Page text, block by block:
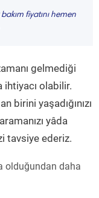
fiyatını hemen
gelmediği
ihtiyacı olabilir.
birini yaşadığınızı
yâda
tavsiye ederiz.
olduğundan daha